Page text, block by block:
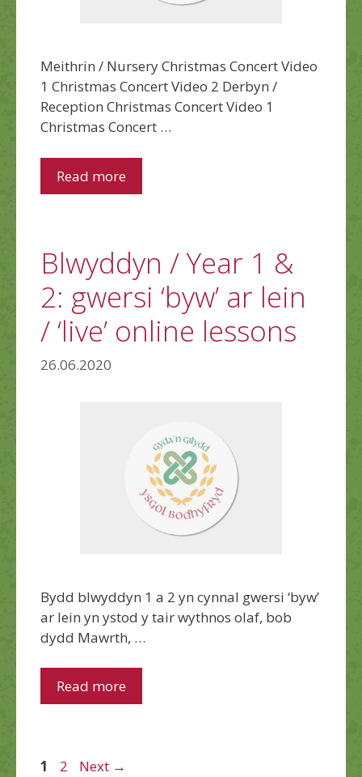
Meithrin / Nursery Christmas Concert Video
1 Christmas Concert Video 2 Derbyn /
Reception Christmas Concert Video 1
Christmas Concert …
Read more
Blwyddyn / Year 1 &
2: gwersi ‘byw’ ar lein
/ ‘live’ online lessons
26.06.2020
Bydd blwyddyn 1 a 2 yn cynnal gwersi ‘byw’
ar lein yn ystod y tair wythnos olaf, bob
dydd Mawrth, …
Read more
Page
1 Page
2 Next →